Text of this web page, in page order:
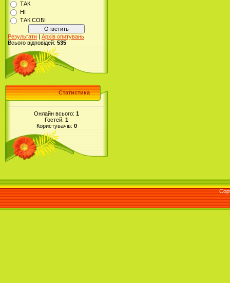
ТАК
НІ
ТАК СОБІ
Результати | Архів опитувань
Всього відповідей: 535
Статистика
Онлайн всього: 1
Гостей: 1
Користувачів: 0